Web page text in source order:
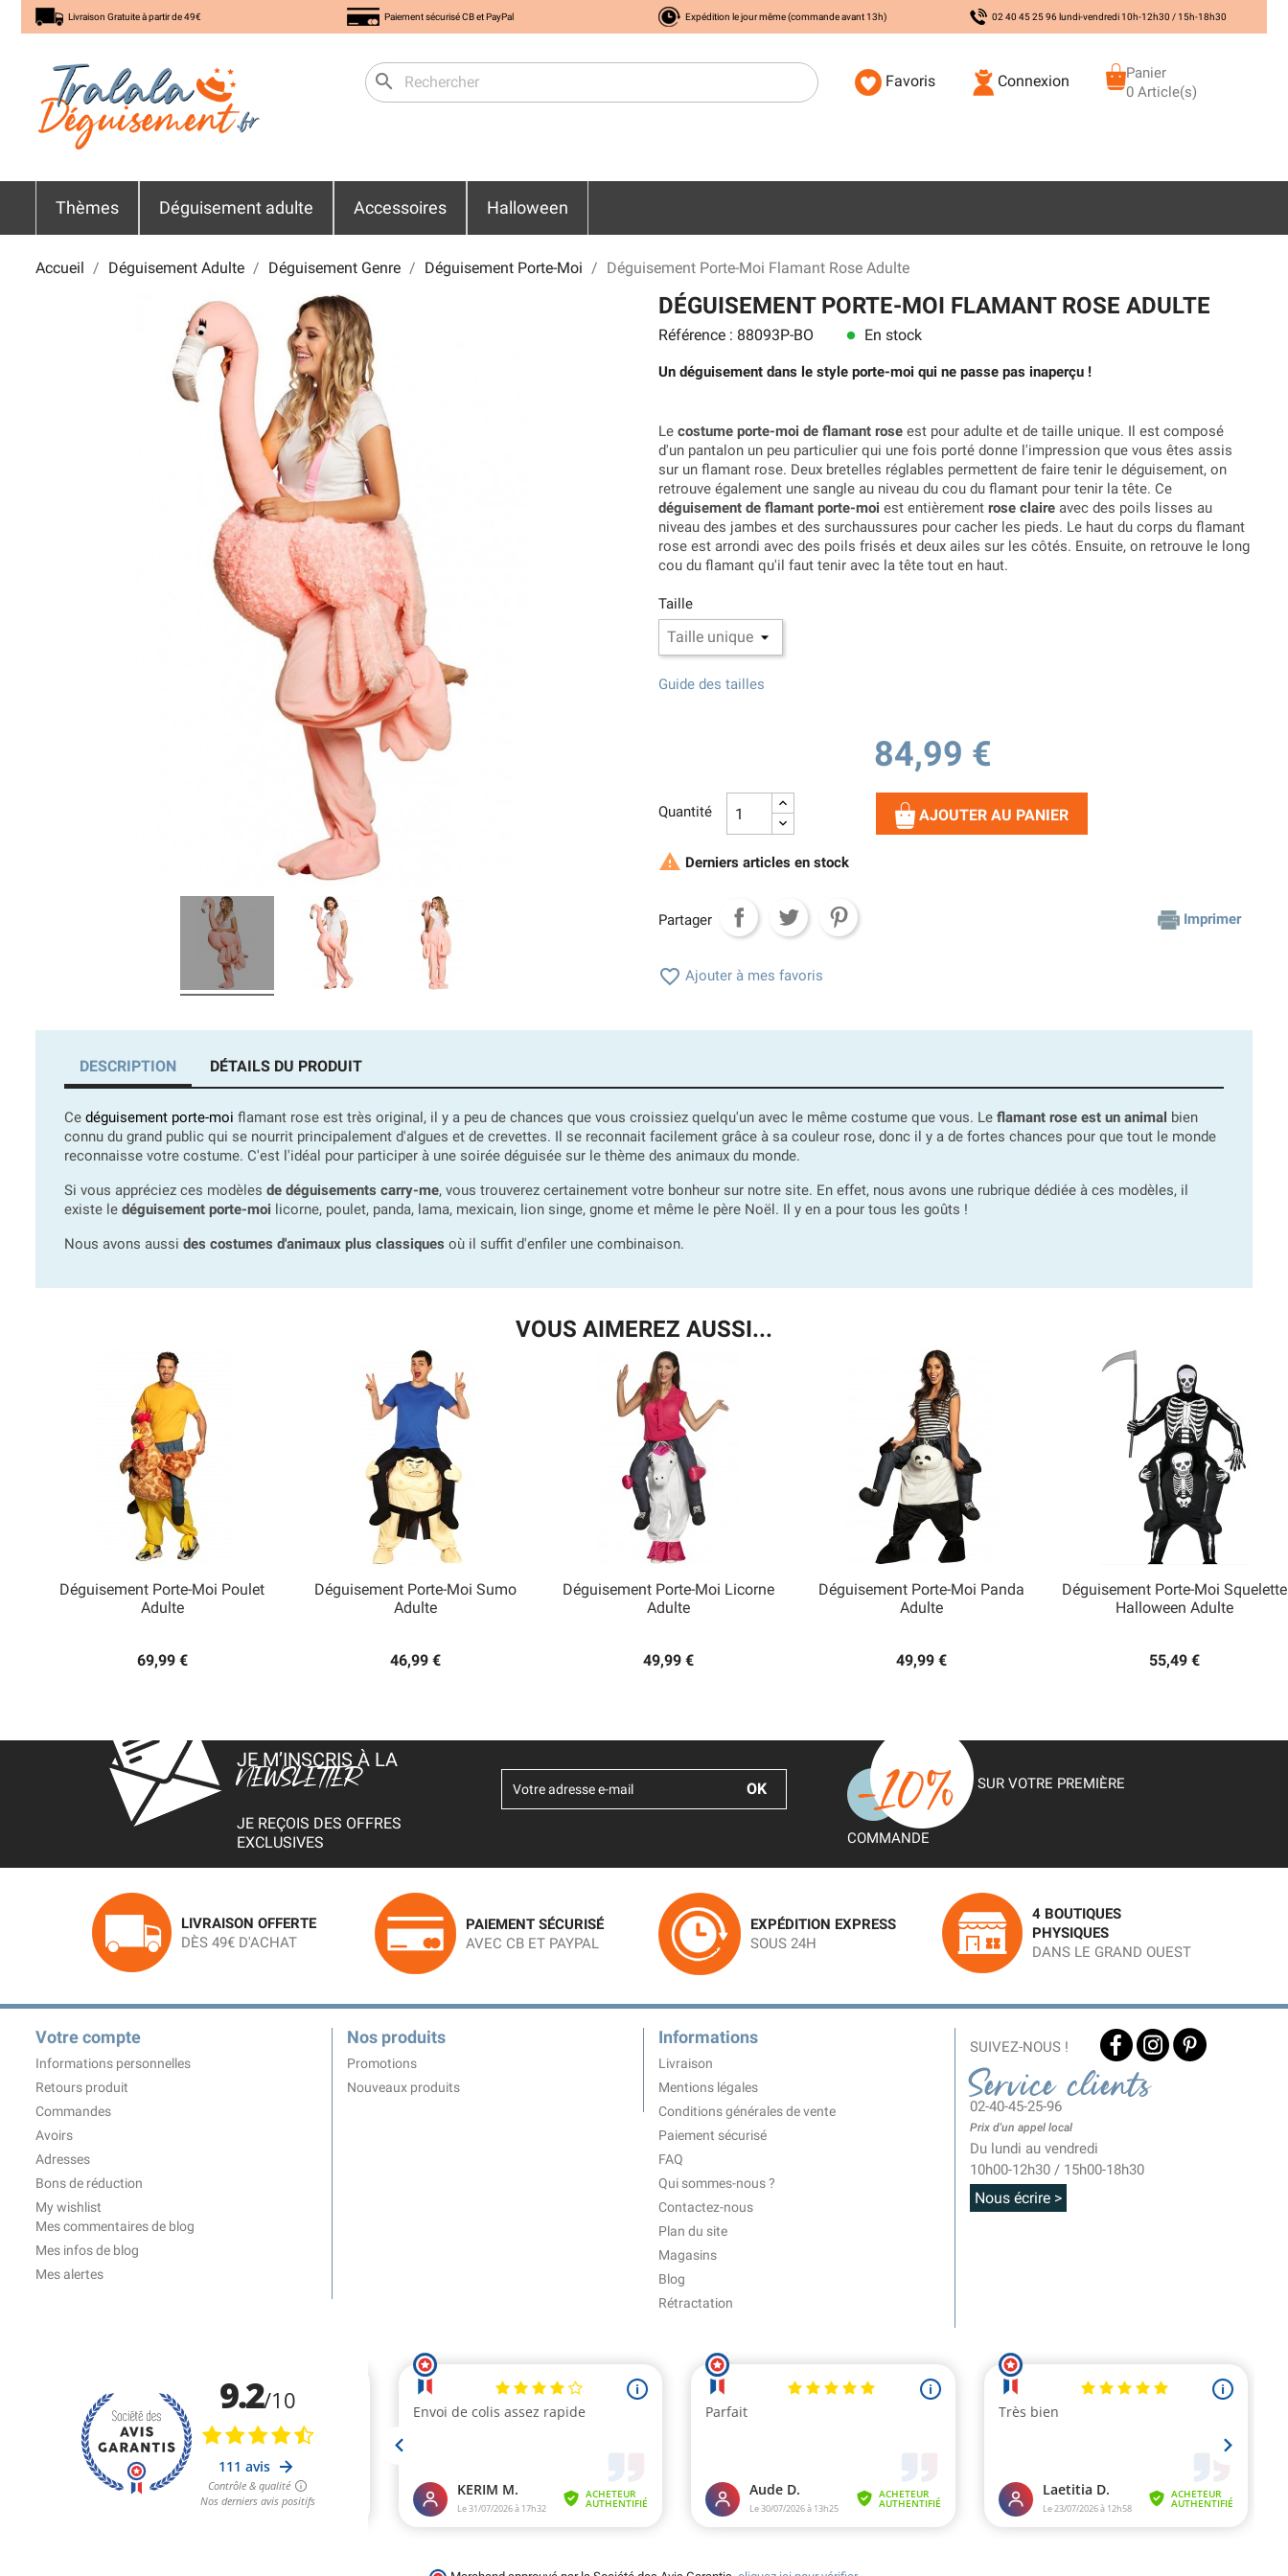
Livraison Gratuite à partir de 49€ Paiement sécurisé CB et PayPal Expédition le jour même (commande avant 13h) 02 40 45 25 96 lundi-vendredi 10h-12h30 / 15h-18h30
search Favoris Connexion
Panier
0 Article(s)
Thèmes Déguisement adulte Accessoires Halloween
Accueil Déguisement Adulte Déguisement Genre Déguisement Porte-Moi Déguisement Porte-Moi Flamant Rose Adulte
DÉGUISEMENT PORTE-MOI FLAMANT ROSE ADULTE
Référence : 88093P-BO lens En stock
Un déguisement dans le style porte-moi qui ne passe pas inaperçu !
Le costume porte-moi de flamant rose est pour adulte et de taille unique. Il est composé
d'un pantalon un peu particulier qui une fois porté donne l'impression que vous êtes assis
sur un flamant rose. Deux bretelles réglables permettent de faire tenir le déguisement, on
retrouve également une sangle au niveau du cou du flamant pour tenir la tête. Ce
déguisement de flamant porte-moi est entièrement rose claire avec des poils lisses au
niveau des jambes et des surchaussures pour cacher les pieds. Le haut du corps du flamant
rose est arrondi avec des poils frisés et deux ailes sur les côtés. Ensuite, on retrouve le long
cou du flamant qu'il faut tenir avec la tête tout en haut.
Taille
Guide des tailles
84,99 €
Quantité AJOUTER AU PANIER
 Derniers articles en stock
Partager Imprimer
 Ajouter à mes favoris
DESCRIPTION DÉTAILS DU PRODUIT
Ce déguisement porte-moi flamant rose est très original, il y a peu de chances que vous croissiez quelqu'un avec le même costume que vous. Le flamant rose est un animal bien
connu du grand public qui se nourrit principalement d'algues et de crevettes. Il se reconnait facilement grâce à sa couleur rose, donc il y a de fortes chances pour que tout le monde
reconnaisse votre costume. C'est l'idéal pour participer à une soirée déguisée sur le thème des animaux du monde.
Si vous appréciez ces modèles de déguisements carry-me, vous trouverez certainement votre bonheur sur notre site. En effet, nous avons une rubrique dédiée à ces modèles, il
existe le déguisement porte-moi licorne, poulet, panda, lama, mexicain, lion singe, gnome et même le père Noël. Il y en a pour tous les goûts !
Nous avons aussi des costumes d'animaux plus classiques où il suffit d'enfiler une combinaison.
VOUS AIMEREZ AUSSI...
Déguisement Porte-Moi Poulet
Adulte
69,99 €
Aperçu rapide
Déguisement Porte-Moi Sumo
Adulte
46,99 €
Aperçu rapide
Déguisement Porte-Moi Licorne
Adulte
49,99 €
Aperçu rapide
Déguisement Porte-Moi Panda
Adulte
49,99 €
Aperçu rapide
Déguisement Porte-Moi Squelette
Halloween Adulte
55,49 €
Aperçu rapide
JE M’INSCRIS À LA
NEWSLETTER
JE REÇOIS DES OFFRES
EXCLUSIVES
SUR VOTRE PREMIÈRE
COMMANDE
LIVRAISON OFFERTE
DÈS 49€ D'ACHAT
PAIEMENT SÉCURISÉ
AVEC CB ET PAYPAL
EXPÉDITION EXPRESS
SOUS 24H
4 BOUTIQUES
PHYSIQUES
DANS LE GRAND OUEST
Votre compte
Informations personnelles
Retours produit
Commandes
Avoirs
Adresses
Bons de réduction
My wishlist
Mes commentaires de blog
Mes infos de blog
Mes alertes
Nos produits
Promotions
Nouveaux produits
Informations
Livraison
Mentions légales
Conditions générales de vente
Paiement sécurisé
FAQ
Qui sommes-nous ?
Contactez-nous
Plan du site
Magasins
Blog
Rétractation
SUIVEZ-NOUS !
Service clients
02-40-45-25-96
Prix d'un appel local
Du lundi au vendredi
10h00-12h30 / 15h00-18h30
Nous écrire >